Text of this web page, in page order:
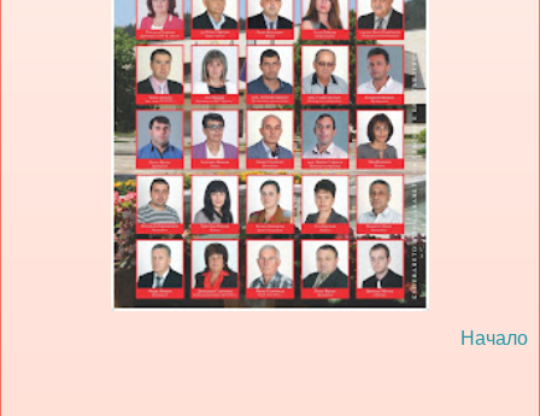
Начало